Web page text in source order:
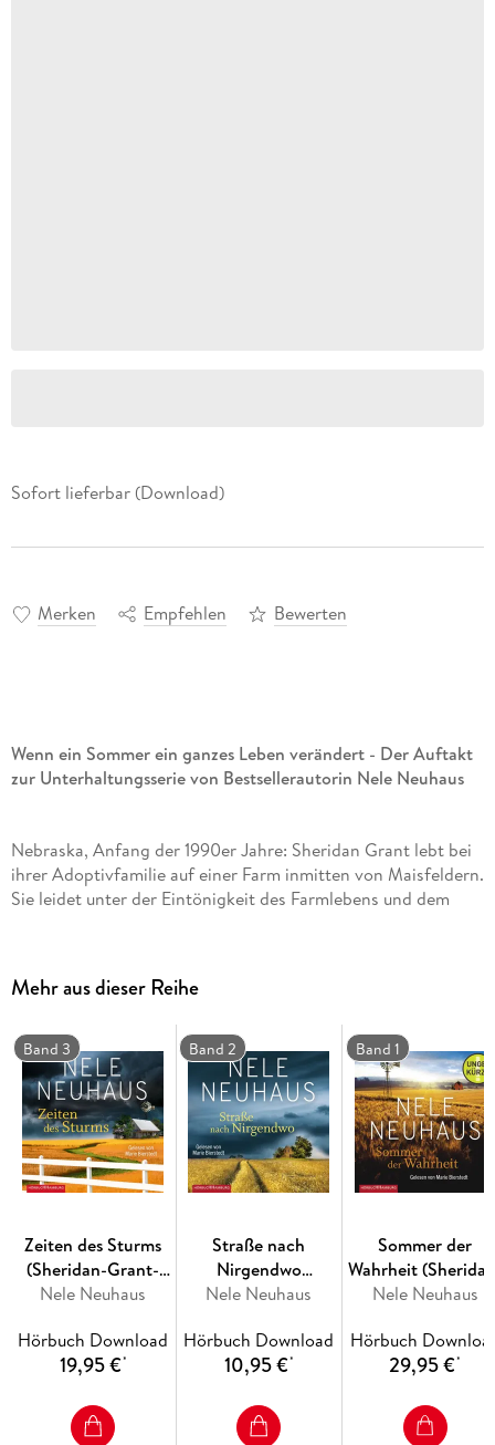
Sofort lieferbar (Download)
Merken Empfehlen Bewerten
Wenn ein Sommer ein ganzes Leben verändert - Der Auftakt
zur Unterhaltungsserie von Bestsellerautorin Nele Neuhaus
Nebraska, Anfang der 1990er Jahre: Sheridan Grant lebt bei
ihrer Adoptivfamilie auf einer Farm inmitten von Maisfeldern.
Sie leidet unter der Eintönigkeit des Farmlebens und dem
Künstler Christopher, die Sheridan den Hof machen und sie
davor bewahren, vor Langeweile zu sterben. Bis in einer
Halloweennacht etwas Furchtbare spassiert. Nun zeigt sich,
wem Sheridan vertrauen kann . . .
Nele Neuhaus Saga um die junge Sheridan Grant wurde
zunächst unter ihrem Mädchennamen Nele Löwenberg
Mehr aus dieser Reihe
Band 3
Zeiten des Sturms
(Sheridan-Grant-
Serie 3)
Nele Neuhaus
Hörbuch Download
19,95 €*
Band 2
Straße nach
Nirgendwo
(Sheridan-Grant-
Nele Neuhaus
Hörbuch Download
10,95 €*
Band 1
Sommer der
Wahrheit
Grant-Serie 1)
Nele Neuhaus
Hörbuch
29,95 €*